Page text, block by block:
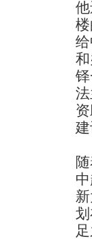
建